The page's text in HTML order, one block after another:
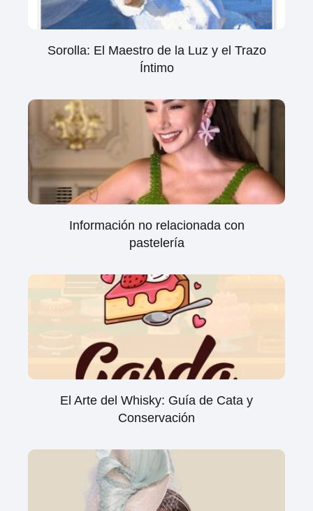
Sorolla: El Maestro de la Luz y el Trazo
Íntimo
Información no relacionada con
pastelería
El Arte del Whisky: Guía de Cata y
Conservación